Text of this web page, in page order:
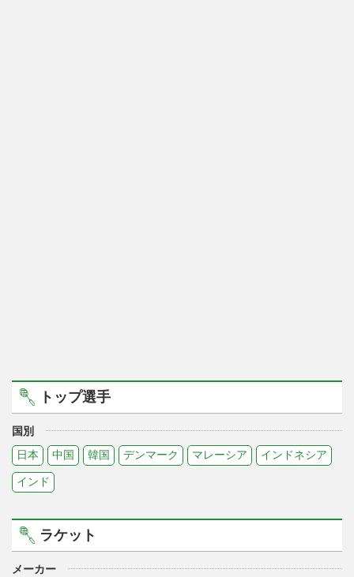
トップ選手
国別
日本
中国 韓国 デンマーク マレーシア インドネシア
インド
ラケット
メーカー